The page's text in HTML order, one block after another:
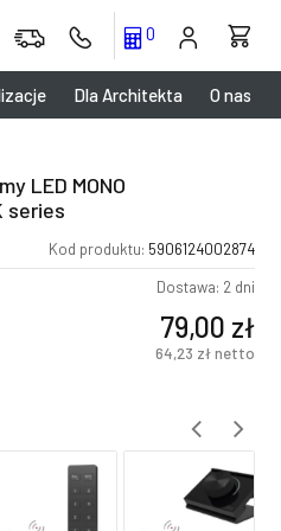
0
Dla Architekta O nas
LED MONO
series
Kod produktu: 5906124002874
Dostawa: 2 dni
79,00 zł
64,23 złnetto